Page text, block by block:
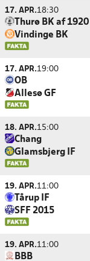
17. APR.18:30
Thurø BK af 1920
Vindinge BK
17. APR.19:00
OB
Allesø GF
18. APR.15:00
Chang
Glamsbjerg IF
19. APR.11:00
Tårup IF
SFF 2015
19. APR.11:00
BBB